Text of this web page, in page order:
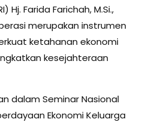
Hj. Farida Farichah, M.Si.,
merupakan instrumen
ketahanan ekonomi
kesejahteraan
dalam Seminar Nasional
Ekonomi Keluarga